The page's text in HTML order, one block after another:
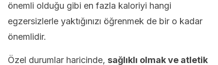
önemli olduğu gibi en fazla kaloriyi hangi
egzersizlerle yaktığınızı öğrenmek de bir o kadar
önemlidir.
Özel durumlar haricinde, sağlıklı olmak ve atletik